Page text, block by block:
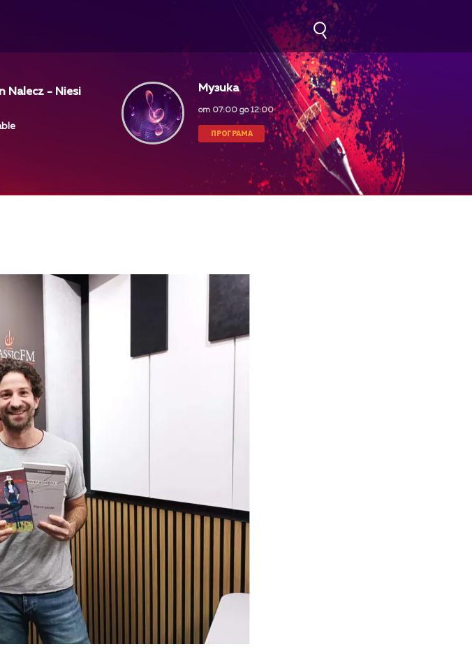
Nalecz - Niesi
Музика
от 07:00 до 12:00
ПРОГРАМА